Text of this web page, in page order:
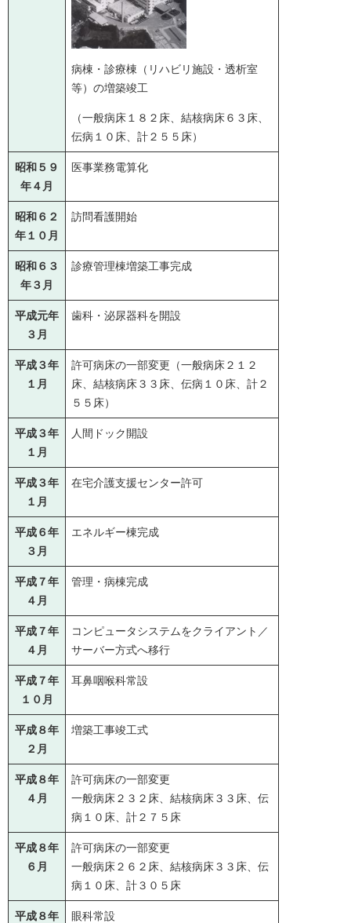
病棟・診療棟（リハビリ施設・透析室
等）の増築竣工
（一般病床１８２床、結核病床６３床、
伝病１０床、計２５５床）
昭和５９
年４月
医事業務電算化
昭和６２
年１０月
訪問看護開始
昭和６３
年３月
診療管理棟増築工事完成
平成元年
３月
歯科・泌尿器科を開設
平成３年
１月
許可病床の一部変更（一般病床２１２
床、結核病床３３床、伝病１０床、計２
５５床）
平成３年
１月
人間ドック開設
平成３年
１月
在宅介護支援センター許可
平成６年
３月
エネルギー棟完成
平成７年
４月
管理・病棟完成
平成７年
４月
コンピュータシステムをクライアント／
サーバー方式へ移行
平成７年
１０月
耳鼻咽喉科常設
平成８年
２月
増築工事竣工式
平成８年
４月
許可病床の一部変更
一般病床２３２床、結核病床３３床、伝
病１０床、計２７５床
平成８年
６月
許可病床の一部変更
一般病床２６２床、結核病床３３床、伝
病１０床、計３０５床
平成８年
眼科常設